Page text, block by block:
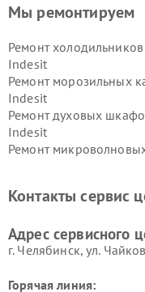
Мы ремонтируем
Ремонт холодильников
Indesit
Ремонт морозильных
Indesit
Ремонт духовых
Indesit
Ремонт
Indesit
Контакты сервис
Адрес сервисного
г. Челябинск, ул.
Горячая линия: